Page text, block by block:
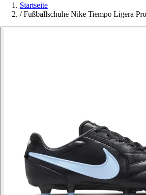
Startseite
/ Fußballschuhe Nike Tiempo Ligera